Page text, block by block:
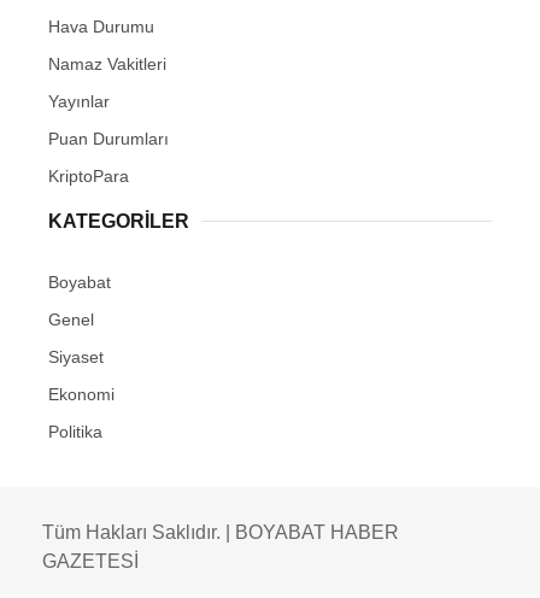
Hava Durumu
Namaz Vakitleri
Yayınlar
Puan Durumları
KriptoPara
KATEGORILER
Boyabat
Genel
Siyaset
Ekonomi
Politika
Tüm Hakları Saklıdır. | BOYABAT HABER
GAZETESİ